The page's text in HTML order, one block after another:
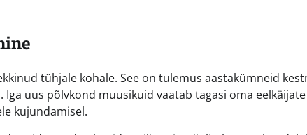
tühjale kohale. See on tulemus aastakümneid
uus põlvkond muusikuid vaatab tagasi oma
kujundamisel.